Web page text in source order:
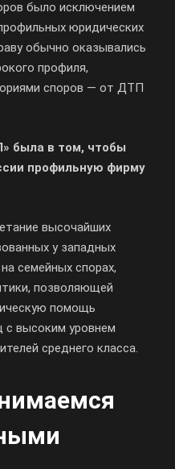
было исключением
юридических
обычно оказывались
профиля,
споров — от ДТП
была в том, чтобы
профильную фирму
высочайших
у западных
семейных спорах,
позволяющей
помощь
с высоким уровнем
среднего класса.